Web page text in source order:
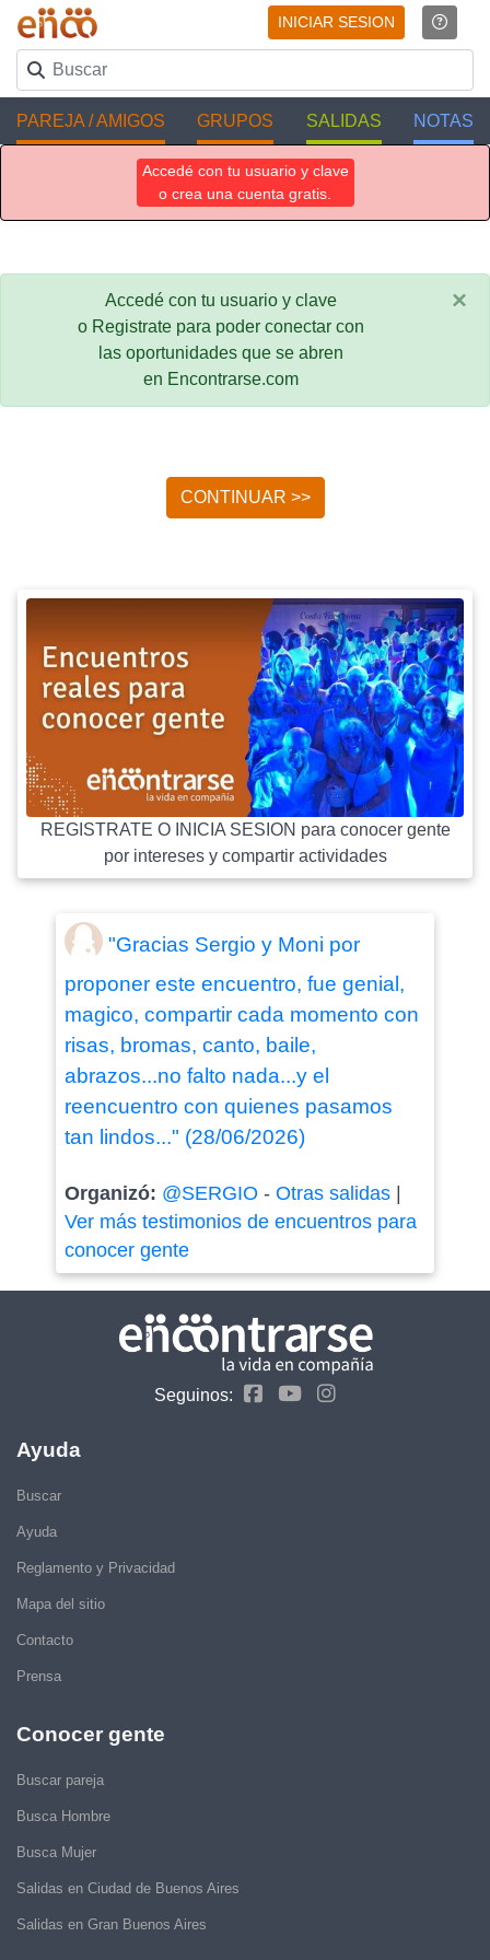
INICIAR SESION
PAREJA / AMIGOS GRUPOS SALIDAS NOTAS
Accedé con tu usuario y clave
o crea una cuenta gratis.
Accedé con tu usuario y clave
o Registrate para poder conectar con
las oportunidades que se abren
en Encontrarse.com
×
CONTINUAR >>
REGISTRATE O INICIA SESION para conocer gente
por intereses y compartir actividades
"Gracias Sergio y Moni por
proponer este encuentro, fue genial,
magico, compartir cada momento con
risas, bromas, canto, baile,
abrazos...no falto nada...y el
reencuentro con quienes pasamos
tan lindos..." (28/06/2026)
Organizó: @SERGIO - Otras salidas|
Ver más testimonios de encuentros para
conocer gente
Seguinos:
Ayuda
Buscar
Ayuda
Reglamento y Privacidad
Mapa del sitio
Contacto
Prensa
Conocer gente
Buscar pareja
Busca Hombre
Busca Mujer
Salidas en Ciudad de Buenos Aires
Salidas en Gran Buenos Aires